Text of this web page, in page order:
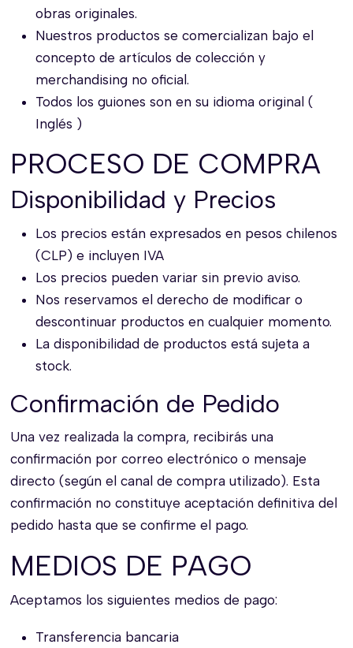
obras originales.
Nuestros productos se comercializan bajo el
concepto de artículos de colección y
merchandising no oficial.
Todos los guiones son en su idioma original (
Inglés )
PROCESO DE COMPRA
Disponibilidad y Precios
Los precios están expresados en pesos chilenos
(CLP) e incluyen IVA
Los precios pueden variar sin previo aviso.
Nos reservamos el derecho de modificar o
descontinuar productos en cualquier momento.
La disponibilidad de productos está sujeta a
stock.
Confirmación de Pedido
Una vez realizada la compra, recibirás una
confirmación por correo electrónico o mensaje
directo (según el canal de compra utilizado). Esta
confirmación no constituye aceptación definitiva del
pedido hasta que se confirme el pago.
MEDIOS DE PAGO
Aceptamos los siguientes medios de pago:
Transferencia bancaria